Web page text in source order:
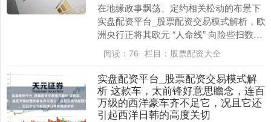
在地缘政事飘荡、定约相关松动的布景下
实盘配资平台_股票配资交易模式解析，欧
洲央行正将其欧元 “人命线” 向险些扫数国
度怒放，以擢升欧元这一单一货币的人人
地位。 ....
阅读： 76 栏目： 股票配资大全
实盘配资平台_股票配资交易模式解
析 这款车，太前锋好意思瞻念，连百
万级的西洋豪车齐不足它，况且它还
引起西洋日韩的高度关切